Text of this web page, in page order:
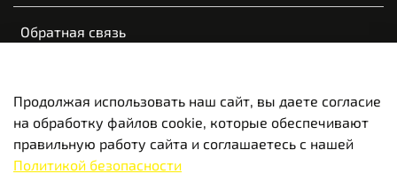
Обратная связь
Оферта и политика конфиденциальности
Вакансии
Продолжая использовать наш сайт, вы даете согласие
на обработку файлов cookie, которые обеспечивают
правильную работу сайта и соглашаетесь с нашей
Политикой безопасности